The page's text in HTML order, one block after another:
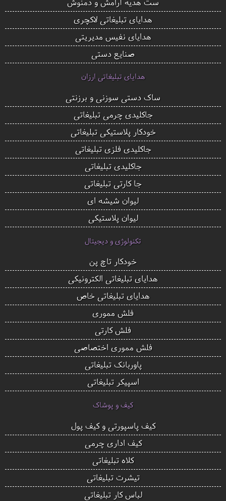
هدایای تبلیغاتی لاکچری
هدایای نفیس مدیریتی
صنایع دستی
هدایای تبلیغاتی ارزان
ساک دستی سوزنی و برزنتی
جاکلیدی چرمی تبلیغاتی
خودکار پلاستیکی تبلیغاتی
جاکلیدی فلزی تبلیغاتی
جاکلیدی تبلیغاتی
جا کارتی تبلیغاتی
لیوان شیشه ای
لیوان پلاستیکی
تکنولوژی و دیجیتال
خودکار تاچ پن
هدایای تبلیغاتی الکترونیکی
هدایای تبلیغاتی خاص
فلش مموری
فلش کارتی
فلش مموری اختصاصی
پاوربانک تبلیغاتی
اسپیکر تبلیغاتی
کیف و پوشاک
کیف پاسپورتی و کیف پول
کیف اداری چرمی
کلاه تبلیغاتی
تیشرت تبلیغاتی
لباس کار تبلیغاتی